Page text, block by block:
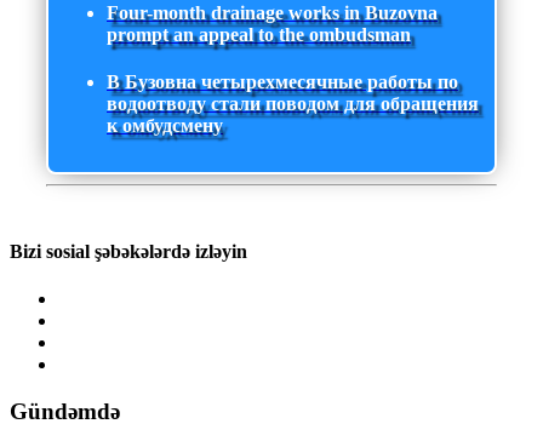
Four-month drainage works in Buzovna
prompt an appeal to the ombudsman
В Бузовна четырехмесячные работы по
водоотводу стали поводом для обращения
к омбудсмену
Bizi sosial şəbəkələrdə izləyin
Gündəmdə